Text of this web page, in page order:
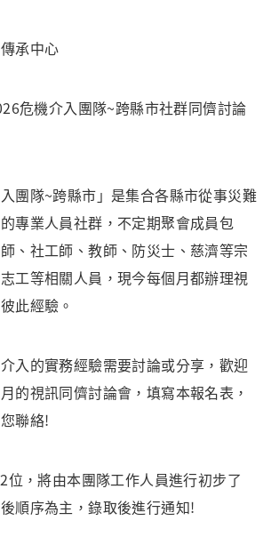
搜尋
承中心
危機介入團隊~跨縣市社群同儕討論
團隊~跨縣市」是集合各縣市從事災難
專業人員社群，不定期聚會成員包
、社工師、教師、防災士、慈濟等宗
工等相關人員，現今每個月都辦理視
此經驗。
入的實務經驗需要討論或分享，歡迎
的視訊同儕討論會，填寫本報名表，
聯絡!
位，將由本團隊工作人員進行初步了
順序為主，錄取後進行通知!